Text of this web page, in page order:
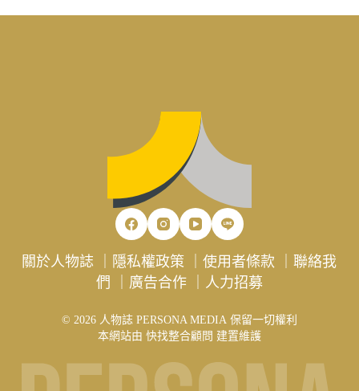
關於人物誌 隱私權政策 ｜使用者條款 ｜聯絡我
們
廣告合作｜ 人力招募
© 2026 人物誌 PERSONA MEDIA 保留一切權利
本網站由 快找整合顧問 建置維護